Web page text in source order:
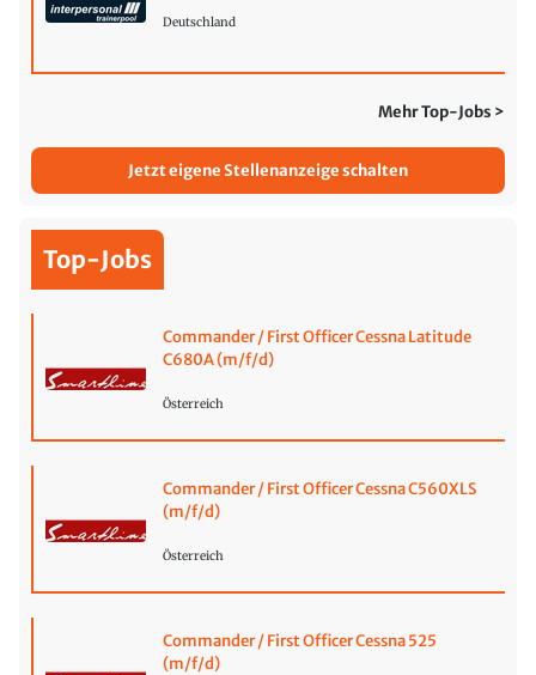
Deutschland
Mehr Top-Jobs >
Jetzt eigene Stellenanzeige schalten
Top-Jobs
Commander / First Officer Cessna Latitude
C680A (m/f/d)
Österreich
Commander / First Officer Cessna C560XLS
(m/f/d)
Österreich
Commander / First Officer Cessna 525
(m/f/d)